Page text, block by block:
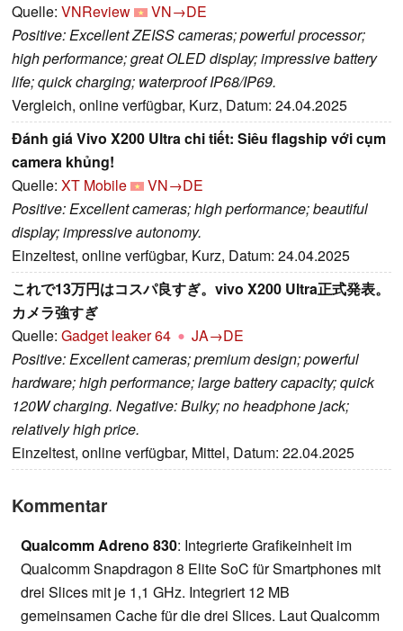
Quelle: VNReview
VN→DE
Positive: Excellent ZEISS cameras; powerful processor;
high performance; great OLED display; impressive battery
life; quick charging; waterproof IP68/IP69.
Vergleich, online verfügbar, Kurz, Datum: 24.04.2025
Đánh giá Vivo X200 Ultra chi tiết: Siêu flagship với cụm
camera khủng!
Quelle: XT Mobile
VN→DE
Positive: Excellent cameras; high performance; beautiful
display; impressive autonomy.
Einzeltest, online verfügbar, Kurz, Datum: 24.04.2025
これで13万円はコスパ良すぎ。vivo X200 Ultra正式発表。
カメラ強すぎ
Quelle: Gadget leaker 64
JA→DE
Positive: Excellent cameras; premium design; powerful
hardware; high performance; large battery capacity; quick
120W charging. Negative: Bulky; no headphone jack;
relatively high price.
Einzeltest, online verfügbar, Mittel, Datum: 22.04.2025
Kommentar
Qualcomm Adreno 830: Integrierte Grafikeinheit im
Qualcomm Snapdragon 8 Elite SoC für Smartphones mit
drei Slices mit je 1,1 GHz. Integriert 12 MB
gemeinsamen Cache für die drei Slices. Laut Qualcomm